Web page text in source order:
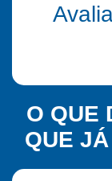
O QUE
QUE